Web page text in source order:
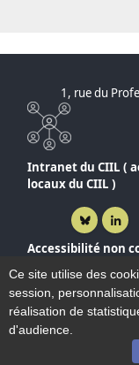
1, rue du
Intranet du CIIL (
locaux du CIIL )
Bluesky
Accessibilité non
Mentions légales
Contact et Accès
Ce site utilise des
session,
réalisation de
d'audience.